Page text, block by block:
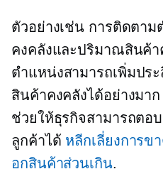
ตัวอย่างเช่น การติดตา
คงคลังและปริมาณสินค้า
ตำแหน่งสามารถเพิ่มปร
สินค้าคงคลังได้อย่างมา
ช่วยให้ธุรกิจสามารถตอ
ลูกค้าได้ หลีกเลี่ยงการข
อกสินค้าส่วนเกิน.